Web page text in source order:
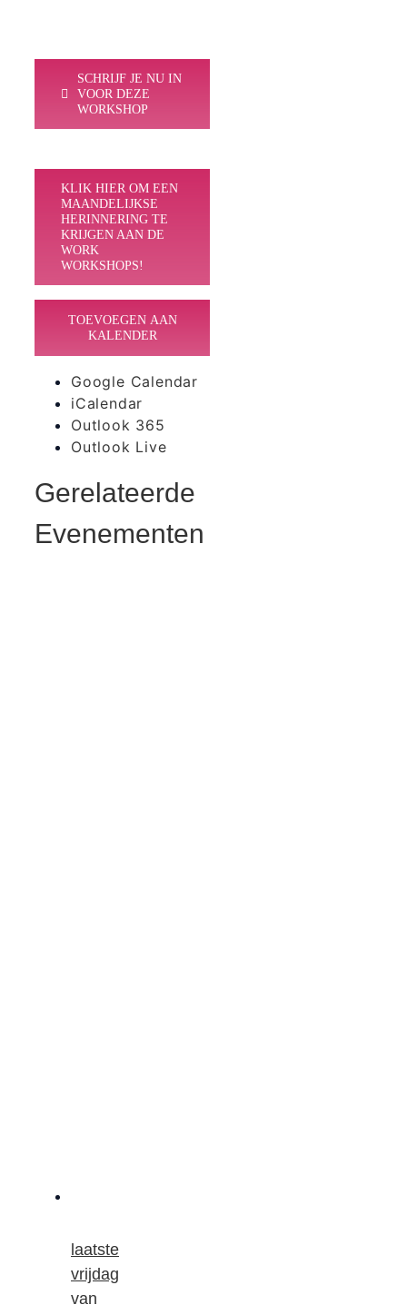
SCHRIJF JE NU IN
VOOR DEZE
WORKSHOP
KLIK HIER OM EEN
MAANDELIJKSE
HERINNERING TE
KRIJGEN AAN DE
WORK
WORKSHOPS!
TOEVOEGEN AAN
KALENDER
Google Calendar
iCalendar
Outlook 365
Outlook Live
Gerelateerde
Evenementen
laatste
vrijdag
van